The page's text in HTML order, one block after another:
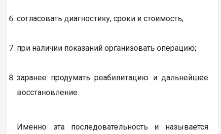
согласовать диагностику, сроки и стоимость;
при наличии показаний организовать операцию;
заранее продумать реабилитацию и дальнейшее
восстановление.
Именно эта последовательность и называется